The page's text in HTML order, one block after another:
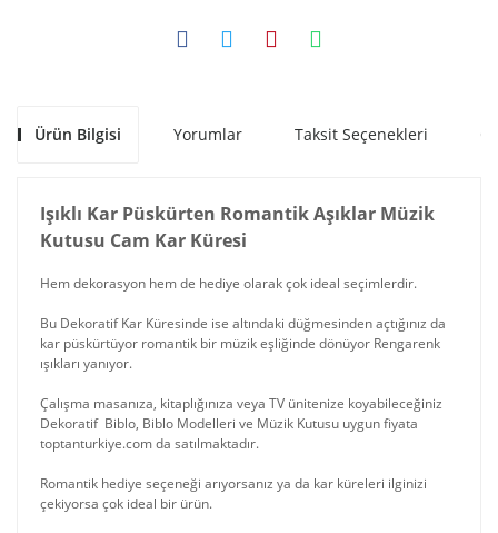
Ürün Bilgisi Yorumlar Taksit Seçenekleri
Işıklı Kar Püskürten Romantik Aşıklar Müzik
Kutusu Cam Kar Küresi
Hem dekorasyon hem de hediye olarak çok ideal seçimlerdir.
Bu Dekoratif Kar Küresinde ise altındaki düğmesinden açtığınız da
kar püskürtüyor romantik bir müzik eşliğinde dönüyor Rengarenk
ışıkları yanıyor.
Çalışma masanıza, kitaplığınıza veya TV ünitenize koyabileceğiniz
Dekoratif Biblo, Biblo Modelleri ve Müzik Kutusu uygun fiyata
toptanturkiye.com da satılmaktadır.
Romantik hediye seçeneği arıyorsanız ya da kar küreleri ilginizi
çekiyorsa çok ideal bir ürün.